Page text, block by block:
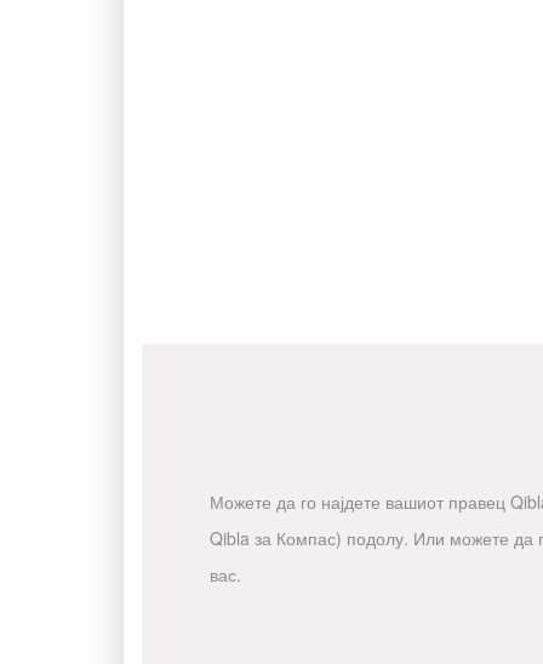
Можете да го најдете вашиот правец
Qibla за Компас) подолу. Или можете да
вас.